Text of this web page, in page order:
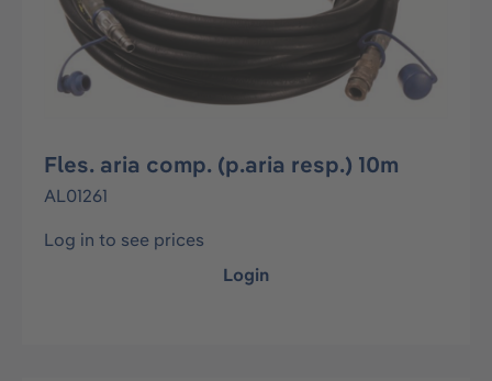
Fles. aria comp. (p.aria resp.) 10m
AL01261
Log in to see prices
Login